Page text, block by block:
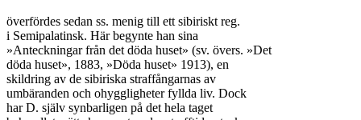
överfördes sedan ss. menig till ett sibiriskt reg.
i Semipalatinsk. Här begynte han sina
»Anteckningar från det döda huset» (sv. övers. »Det
döda huset», 1883, »Döda huset» 1913), en
skildring av de sibiriska straffångarnas av
umbäranden och ohyggligheter fyllda liv. Dock
har D. själv synbarligen på det hela taget